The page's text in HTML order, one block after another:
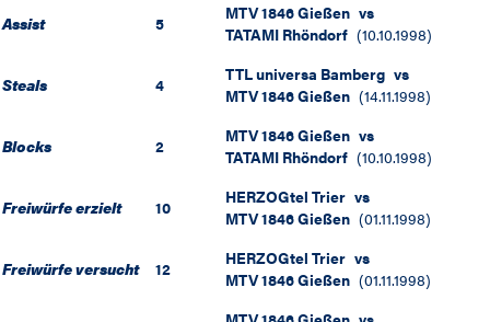
Assist 5 MTV 1846 Gießen vs
TATAMI Rhöndorf (10.10.1998)
Steals 4 TTL universa Bamberg vs
MTV 1846 Gießen (14.11.1998)
Blocks 2 MTV 1846 Gießen vs
TATAMI Rhöndorf (10.10.1998)
Freiwürfe erzielt 10 HERZOGtel Trier vs
MTV 1846 Gießen (01.11.1998)
Freiwürfe versucht 12 HERZOGtel Trier vs
MTV 1846 Gießen (01.11.1998)